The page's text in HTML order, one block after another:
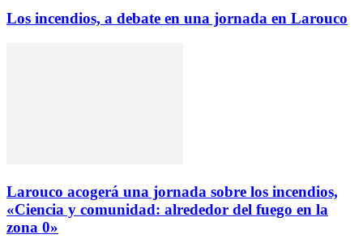
Los incendios, a debate en una jornada en Larouco
Larouco acogerá una jornada sobre los incendios,
«Ciencia y comunidad: alrededor del fuego en la
zona 0»